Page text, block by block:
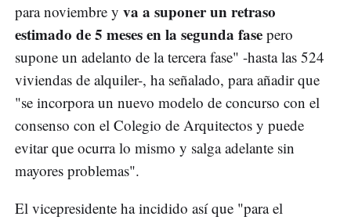
para noviembre y va a suponer un retraso
estimado de 5 meses en la segunda fase pero
supone un adelanto de la tercera fase" -hasta las 524
viviendas de alquiler-, ha señalado, para añadir que
"se incorpora un nuevo modelo de concurso con el
consenso con el Colegio de Arquitectos y puede
evitar que ocurra lo mismo y salga adelante sin
mayores problemas".
El vicepresidente ha incidido así que "para el